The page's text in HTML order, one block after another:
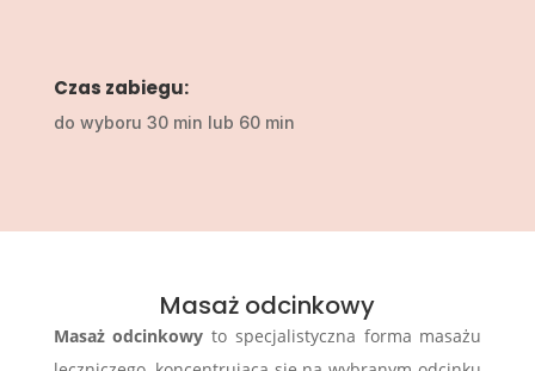
Czas zabiegu:
do wyboru 30 min lub 60 min
Masaż odcinkowy
Masaż odcinkowy to specjalistyczna forma masażu